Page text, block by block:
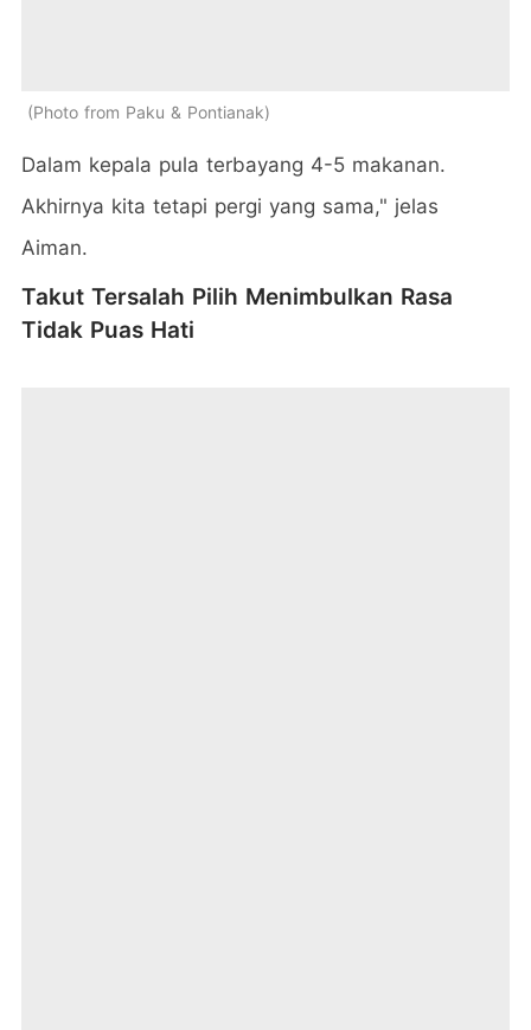
Photo from Paku & Pontianak
Dalam kepala pula terbayang 4-5 makanan.
Akhirnya kita tetapi pergi yang sama," jelas
Aiman.
Takut Tersalah Pilih Menimbulkan Rasa
Tidak Puas Hati